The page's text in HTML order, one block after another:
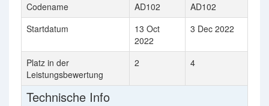
Codename AD102
AD102
Startdatum
13 Oct
2022
3 Dec 2022
Platz in der
Leistungsbewertung
2 4
Technische Info